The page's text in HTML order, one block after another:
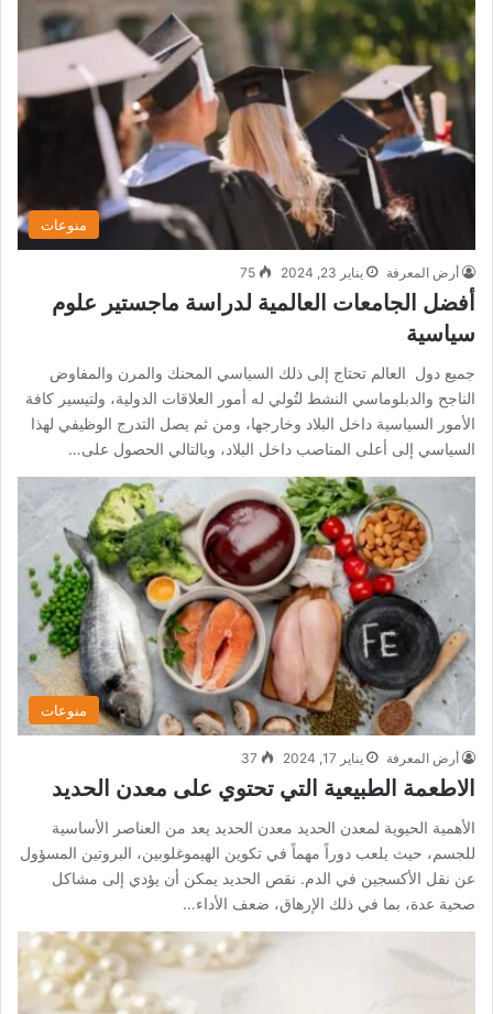
منوعات
أرض المعرفة يناير 23, 2024 75
أفضل الجامعات العالمية لدراسة ماجستير علوم
سياسية
جميع دول العالم تحتاج إلى ذلك السياسي المحنك والمرن والمفاوض
الناجح والدبلوماسي النشط لتُولي له أمور العلاقات الدولية، ولتيسير كافة
الأمور السياسية داخل البلاد وخارجها، ومن ثم يصل التدرج الوظيفي لهذا
السياسي إلى أعلى المناصب داخل البلاد، وبالتالي الحصول على…
منوعات
أرض المعرفة يناير 17, 2024 37
الاطعمة الطبيعية التي تحتوي على معدن الحديد
الأهمية الحيوية لمعدن الحديد معدن الحديد يعد من العناصر الأساسية
للجسم، حيث يلعب دوراً مهماً في تكوين الهيموغلوبين، البروتين المسؤول
عن نقل الأكسجين في الدم. نقص الحديد يمكن أن يؤدي إلى مشاكل
صحية عدة، بما في ذلك الإرهاق، ضعف الأداء…